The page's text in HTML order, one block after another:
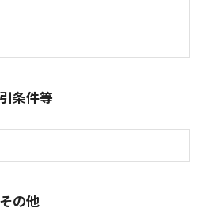
条件等
その他